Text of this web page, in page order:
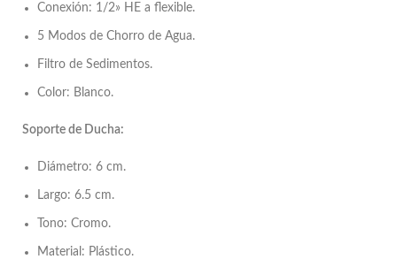
Conexión: 1/2» HE a flexible.
5 Modos de Chorro de Agua.
Filtro de Sedimentos.
Color: Blanco.
Soporte de Ducha:
Diámetro: 6 cm.
Largo: 6.5 cm.
Tono: Cromo.
Material: Plástico.